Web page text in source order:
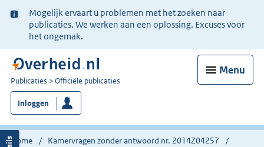
Ter
informatie:
Mogelijk ervaart u problemen met het zoeken naar
publicaties. We werken aan een oplossing. Excuses voor
het ongemak.
Menu
U
bent
nu
hier:
Publicaties Officiële publicaties
Inloggen
Home
Kamervragen zonder antwoord nr. 2014Z04257